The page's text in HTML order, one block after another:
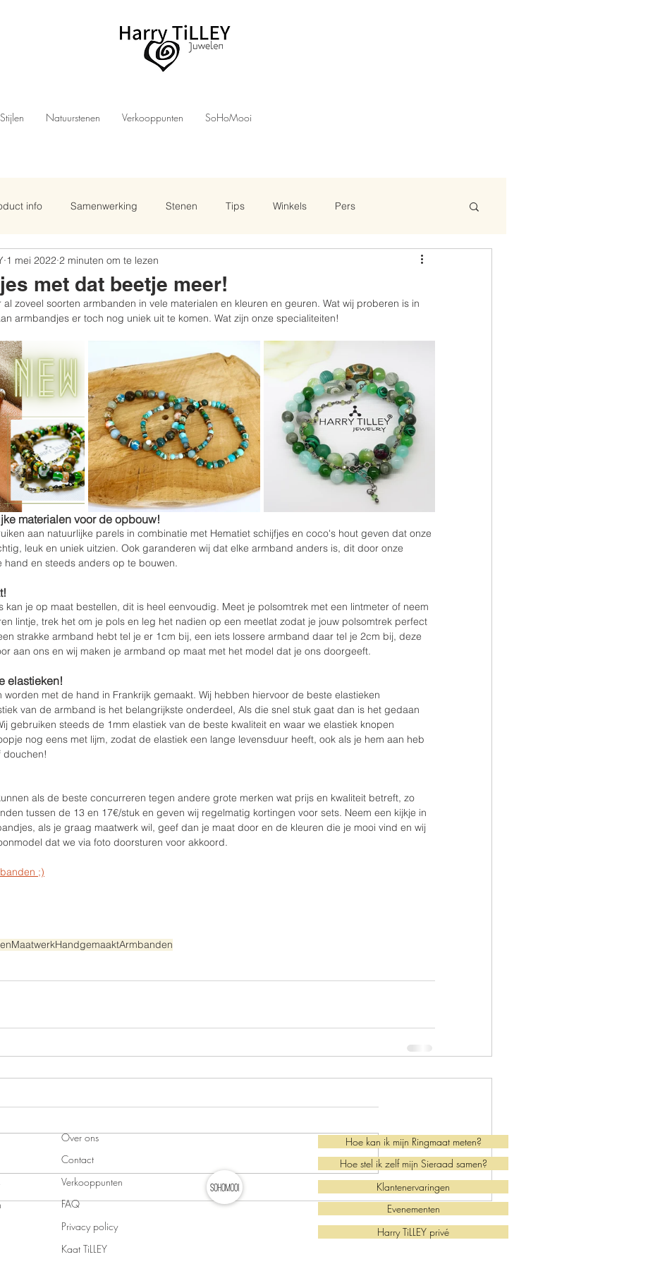
Stijlen Natuurstenen Verkooppunten SoHoMooi
info Samenwerking Stenen Tips Winkels Pers
met dat beetje meer!
1 mei 2022 2 minuten om te lezen
al zoveel soorten armbanden in vele materialen en kleuren en geuren. Wat wij proberen is in
armbandjes er toch nog uniek uit te komen. Wat zijn onze specialiteiten!
materialen voor de opbouw!
aan natuurlijke parels in combinatie met Hematiet schijfjes en coco's hout geven dat onze
leuk en uniek uitzien. Ook garanderen wij dat elke armband anders is, dit door onze
hand en steeds anders op te bouwen.
kan je op maat bestellen, dit is heel eenvoudig. Meet je polsomtrek met een lintmeter of neem
lintje, trek het om je pols en leg het nadien op een meetlat zodat je jouw polsomtrek perfect
strakke armband hebt tel je er 1cm bij, een iets lossere armband daar tel je 2cm bij, deze
aan ons en wij maken je armband op maat met het model dat je ons doorgeeft.
elastieken!
worden met de hand in Frankrijk gemaakt. Wij hebben hiervoor de beste elastieken
van de armband is het belangrijkste onderdeel, Als die snel stuk gaat dan is het gedaan
gebruiken steeds de 1mm elastiek van de beste kwaliteit en waar we elastiek knopen
nog eens met lijm, zodat de elastiek een lange levensduur heeft, ook als je hem aan heb
douchen!
als de beste concurreren tegen andere grote merken wat prijs en kwaliteit betreft, zo
tussen de 13 en 17€/stuk en geven wij regelmatig kortingen voor sets. Neem een kijkje in
als je graag maatwerk wil, geef dan je maat door en de kleuren die je mooi vind en wij
dat we via foto doorsturen voor akkoord.
;)
MaatwerkHandgemaaktArmbanden
Over ons
Contact
Verkooppunten
FAQ
Privacy policy
Kaat TiLLEY
Hoe kan ik mijn Ringmaat meten?
Hoe stel ik zelf mijn Sieraad samen?
Klantenervaringen
Evenementen
Harry TiLLEY privé